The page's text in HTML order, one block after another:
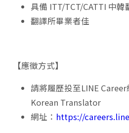
具備 ITT/TCT/CATTI 中韓
翻譯所畢業者佳
【應徵方式】
請將履歷投至LINE
Korean Translator
網址： https://